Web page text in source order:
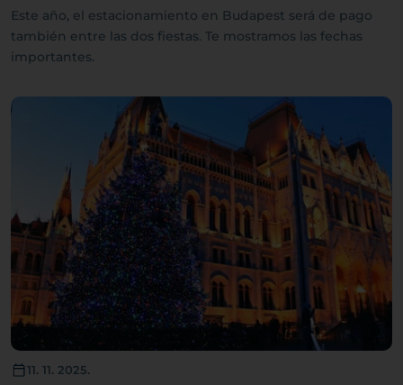
Este año, el estacionamiento en Budapest será de pago
también entre las dos fiestas. Te mostramos las fechas
importantes.
11. 11. 2025.